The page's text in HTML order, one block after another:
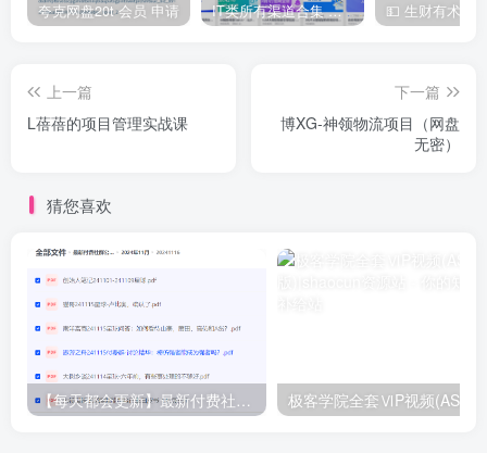
夸克网盘20t 会员 申请 IT类所有渠道合集 持续日更，目前近四千多条资源 年费用户微信私信获取权限
上一篇
L蓓蓓的项目管理实战课
下一篇
博XG-神领物流项目（网盘
无密）
猜您喜欢
【每天都会更新】最新付费社群公众号文章 极客学院全套ⅥP视频(AS版)